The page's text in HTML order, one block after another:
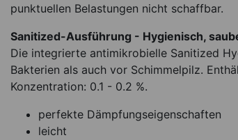
punktuellen Belastungen nicht schaffbar.
Sanitized-Ausführung - Hygienisch,
Die integrierte antimikrobielle Sanitized­
Bakterien als auch vor Schimmelpilz.
Konzentration: 0.1 - 0.2 %.
perfekte Dämpfungseigenschaften
leicht
Sofort